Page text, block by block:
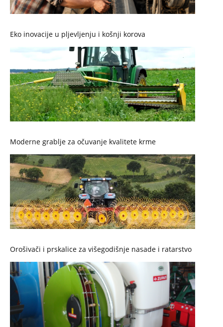
Eko inovacije u pljevljenju i košnji korova
Moderne grablje za očuvanje kvalitete krme
Orošivači i prskalice za višegodišnje nasade i ratarstvo